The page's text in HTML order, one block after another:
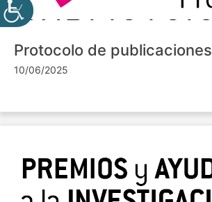
Protocolo de publicaciones
10/06/2025